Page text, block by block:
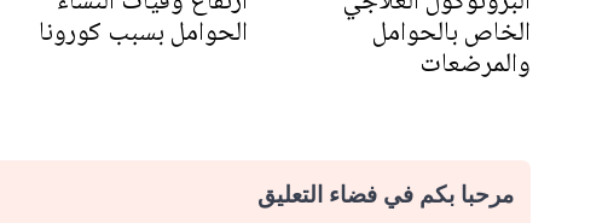
الخاص بالحوامل
والمرضعات
الحوامل بسبب كورونا
مرحبا بكم في فضاء التعليق